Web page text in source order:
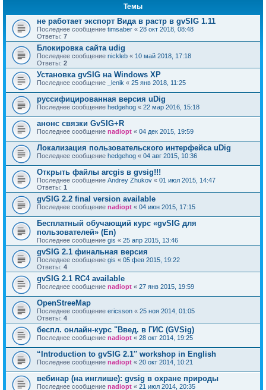
Темы
не работает экспорт Вида в растр в gvSIG 1.11
Последнее сообщение timsaber « 28 окт 2018, 08:48
Ответы: 7
Блокировка сайта udig
Последнее сообщение nickleb « 10 май 2018, 17:18
Ответы: 2
Установка gvSIG на Windows XP
Последнее сообщение _lenik « 25 янв 2018, 11:25
руссифицированная версия uDig
Последнее сообщение hedgehog « 22 мар 2016, 15:18
анонс связки GvSIG+R
Последнее сообщение nadiopt « 04 дек 2015, 19:59
Локализация пользовательского интерфейса uDig
Последнее сообщение hedgehog « 04 авг 2015, 10:36
Открыть файлы arcgis в gvsig!!!
Последнее сообщение Andrey Zhukov « 01 июл 2015, 14:47
Ответы: 1
gvSIG 2.2 final version available
Последнее сообщение nadiopt « 04 июн 2015, 17:15
Бесплатный обучающий курс «gvSIG для
пользователей» (En)
Последнее сообщение gis « 25 апр 2015, 13:46
gvSIG 2.1 финальная версия
Последнее сообщение gis « 05 фев 2015, 19:22
Ответы: 4
gvSIG 2.1 RC4 available
Последнее сообщение nadiopt « 27 янв 2015, 19:59
OpenStreeMap
Последнее сообщение ericsson « 25 ноя 2014, 01:05
Ответы: 4
беспл. онлайн-курс "Введ. в ГИС (GVSig)
Последнее сообщение nadiopt « 28 окт 2014, 19:25
“Introduction to gvSIG 2.1″ workshop in English
Последнее сообщение nadiopt « 20 окт 2014, 10:21
вебинар (на инглише): gvsig в охране природы
Последнее сообщение nadiopt « 21 июл 2014, 20:35